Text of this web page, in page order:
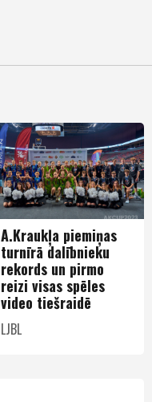
A.Kraukļa piemiņas
turnīrā dalībnieku
rekords un pirmo
reizi visas spēles
video tiešraidē
LJBL